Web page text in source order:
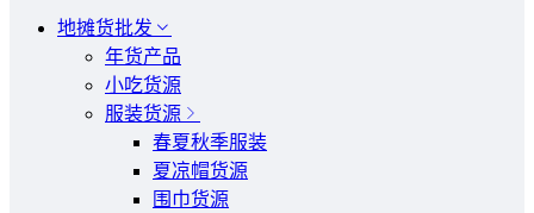
地摊货批发
年货产品
小吃货源
服装货源
春夏秋季服装
夏凉帽货源
围巾货源